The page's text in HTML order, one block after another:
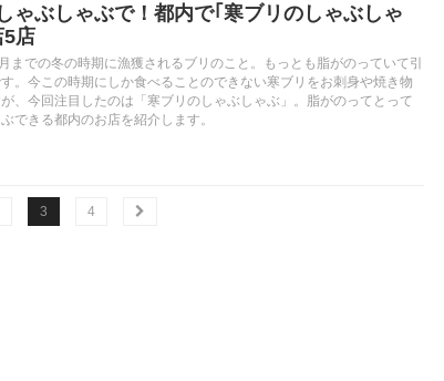
ゃぶしゃぶで！都内で｢寒ブリのしゃぶしゃ
5店
までの冬の時期に漁獲されるブリのこと。もっとも脂がのっていて引
。今この時期にしか食べることのできない寒ブリをお刺身や焼き物
、今回注目したのは「寒ブリのしゃぶしゃぶ」。脂がのってとって
できる都内のお店を紹介します。
3 4